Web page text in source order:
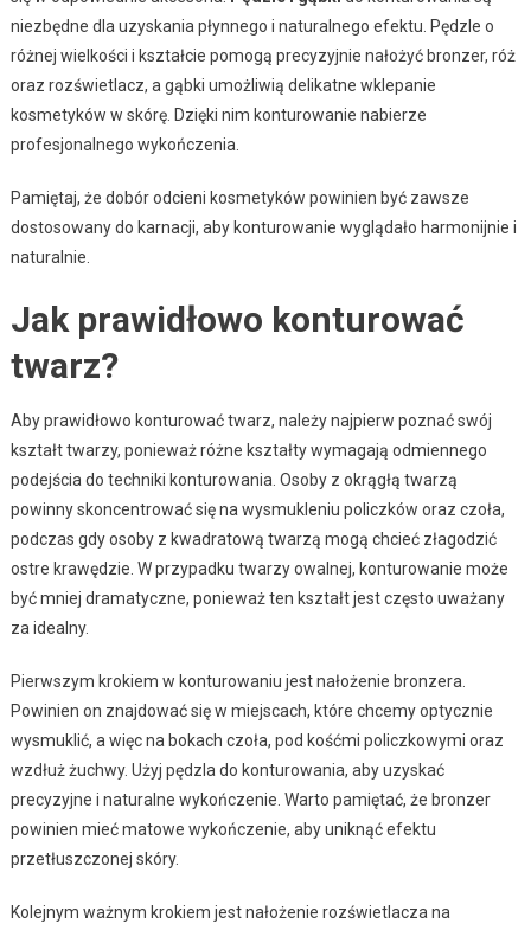
niezbędne dla uzyskania płynnego i naturalnego efektu. Pędzle o
różnej wielkości i kształcie pomogą precyzyjnie nałożyć bronzer, róż
oraz rozświetlacz, a gąbki umożliwią delikatne wklepanie
kosmetyków w skórę. Dzięki nim konturowanie nabierze
profesjonalnego wykończenia.
Pamiętaj, że dobór odcieni kosmetyków powinien być zawsze
dostosowany do karnacji, aby konturowanie wyglądało harmonijnie i
naturalnie.
Jak prawidłowo konturować
twarz?
Aby prawidłowo konturować twarz, należy najpierw poznać swój
kształt twarzy, ponieważ różne kształty wymagają odmiennego
podejścia do techniki konturowania. Osoby z okrągłą twarzą
powinny skoncentrować się na wysmukleniu policzków oraz czoła,
podczas gdy osoby z kwadratową twarzą mogą chcieć złagodzić
ostre krawędzie. W przypadku twarzy owalnej, konturowanie może
być mniej dramatyczne, ponieważ ten kształt jest często uważany
za idealny.
Pierwszym krokiem w konturowaniu jest nałożenie bronzera.
Powinien on znajdować się w miejscach, które chcemy optycznie
wysmuklić, a więc na bokach czoła, pod kośćmi policzkowymi oraz
wzdłuż żuchwy. Użyj pędzla do konturowania, aby uzyskać
precyzyjne i naturalne wykończenie. Warto pamiętać, że bronzer
powinien mieć matowe wykończenie, aby uniknąć efektu
przetłuszczonej skóry.
Kolejnym ważnym krokiem jest nałożenie rozświetlacza na